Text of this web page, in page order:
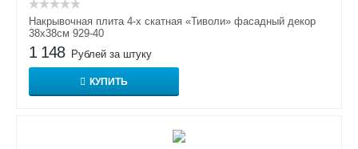
Накрывочная плита 4-х скатная «Тиволи» фасадный декор
38х38см 929-40
1 148 Рублей за штуку
КУПИТЬ